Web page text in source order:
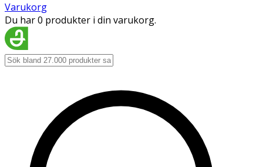
Varukorg
Du har 0 produkter i din varukorg.